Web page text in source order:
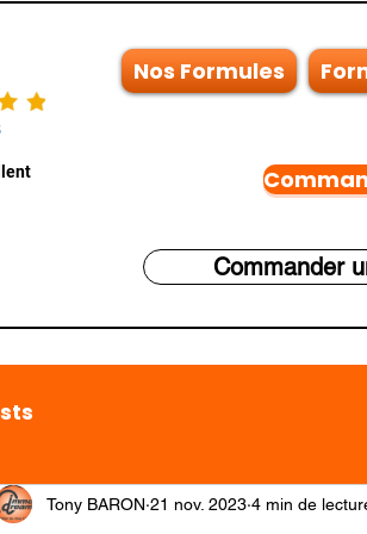
Nos Formules
Commander
Tony BARON 21 nov. 2023 4 min de